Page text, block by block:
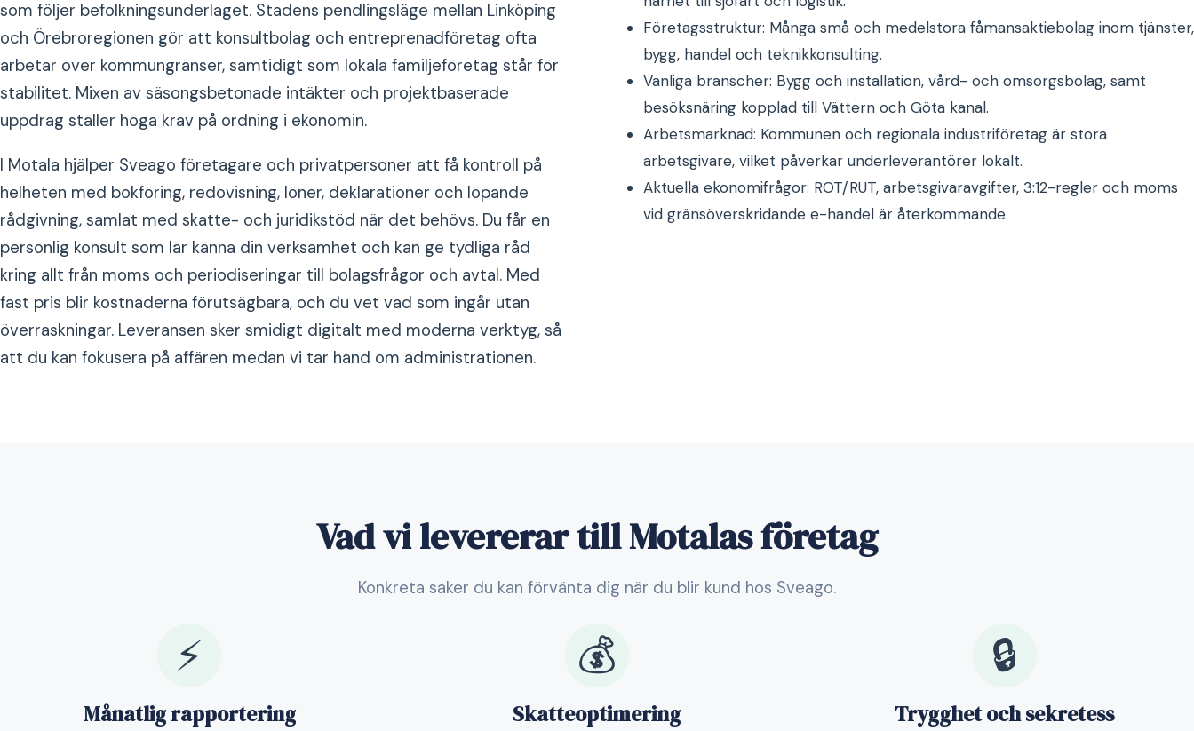
som följer befolkningsunderlaget. Stadens pendlingsläge mellan Linköping
och Örebroregionen gör att konsultbolag och entreprenadföretag ofta
arbetar över kommungränser, samtidigt som lokala familjeföretag står för
stabilitet. Mixen av säsongsbetonade intäkter och projektbaserade
uppdrag ställer höga krav på ordning i ekonomin.
I Motala hjälper Sveago företagare och privatpersoner att få kontroll på
helheten med bokföring, redovisning, löner, deklarationer och löpande
rådgivning, samlat med skatte- och juridikstöd när det behövs. Du får en
personlig konsult som lär känna din verksamhet och kan ge tydliga råd
kring allt från moms och periodiseringar till bolagsfrågor och avtal. Med
fast pris blir kostnaderna förutsägbara, och du vet vad som ingår utan
överraskningar. Leveransen sker smidigt digitalt med moderna verktyg, så
att du kan fokusera på affären medan vi tar hand om administrationen.
Företagsstruktur: Många små och medelstora fåmansaktiebolag inom tjänster,
bygg, handel och teknikkonsulting.
Vanliga branscher: Bygg och installation, vård- och omsorgsbolag, samt
besöksnäring kopplad till Vättern och Göta kanal.
Arbetsmarknad: Kommunen och regionala industriföretag är stora
arbetsgivare, vilket påverkar underleverantörer lokalt.
Aktuella ekonomifrågor: ROT/RUT, arbetsgivaravgifter, 3:12-regler och moms
vid gränsöverskridande e-handel är återkommande.
Vad vi levererar till Motalas företag
Konkreta saker du kan förvänta dig när du blir kund hos Sveago.
⚡
Månatlig rapportering
💰
Skatteoptimering
🔒
Trygghet och sekretess